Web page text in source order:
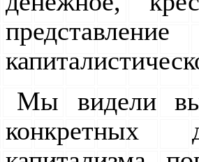
Мы видели
конкретных